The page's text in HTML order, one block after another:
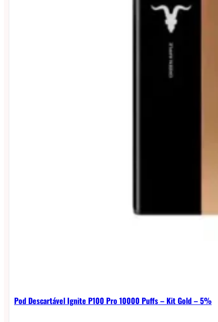
Pod Descartável Ignite P100 Pro 10000 Puffs – Kit Gold – 5%